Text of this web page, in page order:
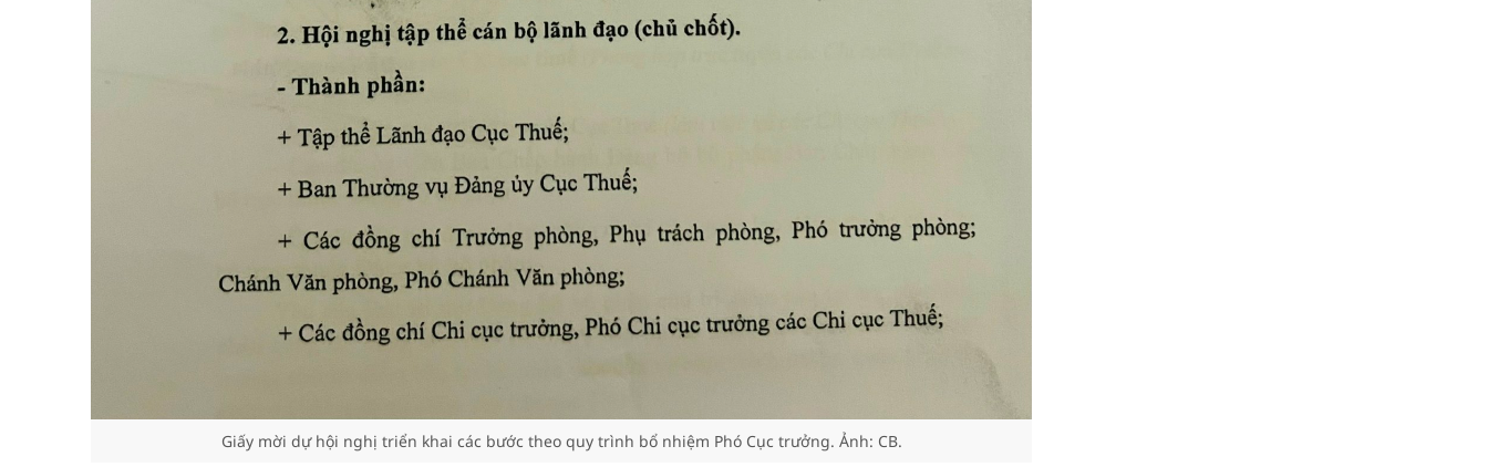
Giấy mời dự hội nghị triển khai các bước theo quy trình bổ nhiệm Phó Cục trưởng. Ảnh: CB.